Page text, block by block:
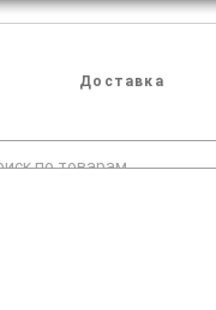
Доставка